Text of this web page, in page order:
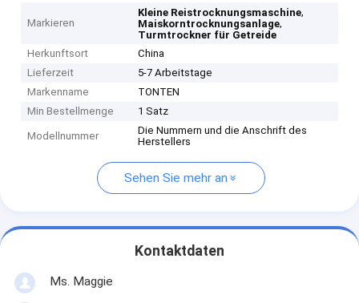
Markieren
Kleine Reistrocknungsmaschine,
Maiskorntrocknungsanlage,
Turmtrockner für Getreide
Herkunftsort
China
Lieferzeit
5-7 Arbeitstage
Markenname
TONTEN
Min Bestellmenge
1 Satz
Modellnummer
Die Nummern und die Anschrift des
Herstellers
Sehen Sie mehr an
Kontaktdaten
Ms. Maggie